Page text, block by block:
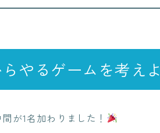
やるゲームを考え
が1名加わりました！